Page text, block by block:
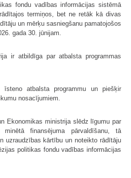
fondu vadības informācijas sistēmā
termiņos, bet ne retāk kā divas
un mērķu sasniegšanu pamatojošos
gada 30. jūnijam.
ir atbildīga par atbalsta programmas
īsteno atbalsta programmu un piešķir
nosacījumiem.
Ekonomikas ministrija slēdz līgumu par
finansējuma pārvaldīšanu, tā
uzraudzības kārtību un noteikto rādītāju
politikas fondu vadības informācijas